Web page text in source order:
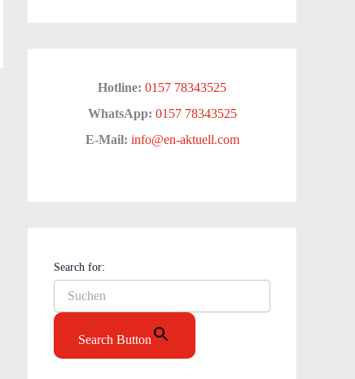
Hotline: 0157 78343525
WhatsApp: 0157 78343525
E-Mail: info@en-aktuell.com
Search for:
Search Button